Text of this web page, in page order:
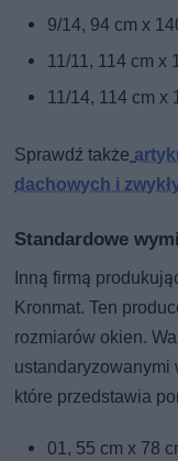
9/14, 94 cm x
11/11, 114 cm x
11/14, 114 cm x
Sprawdź także
dachowych i
Standardowe
Inną firmą
Kronmat. Ten
rozmiarów okien.
ustandaryzowanymi
które przedstawia
01, 55 cm x 78